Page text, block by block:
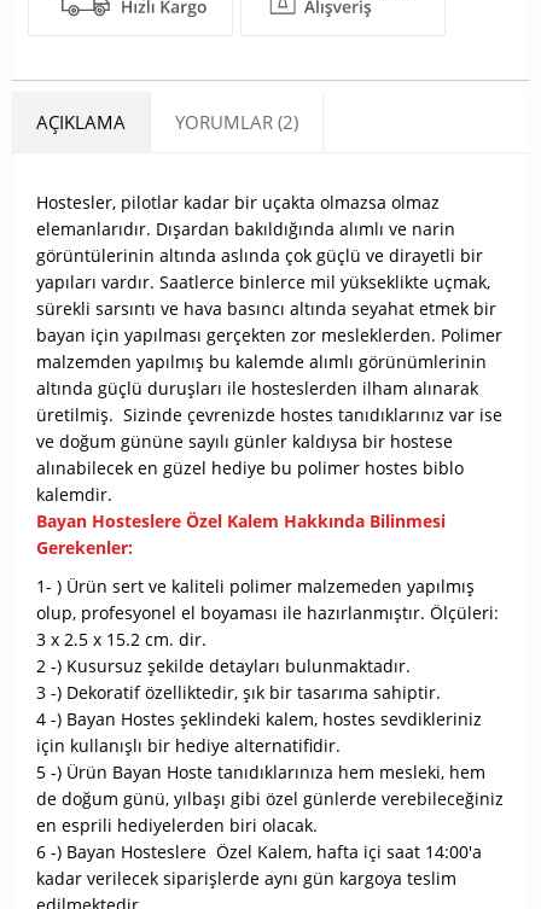
AÇIKLAMA YORUMLAR (2)
Hostesler, pilotlar kadar bir uçakta olmazsa olmaz
elemanlarıdır. Dışardan bakıldığında alımlı ve narin
görüntülerinin altında aslında çok güçlü ve dirayetli bir
yapıları vardır. Saatlerce binlerce mil yükseklikte uçmak,
sürekli sarsıntı ve hava basıncı altında seyahat etmek bir
bayan için yapılması gerçekten zor mesleklerden. Polimer
malzemden yapılmış bu kalemde alımlı görünümlerinin
altında güçlü duruşları ile hosteslerden ilham alınarak
üretilmiş. Sizinde çevrenizde hostes tanıdıklarınız var ise
ve doğum gününe sayılı günler kaldıysa bir hostese
alınabilecek en güzel hediye bu polimer hostes biblo
kalemdir.
Bayan Hosteslere Özel Kalem Hakkında Bilinmesi
Gerekenler:
1- ) Ürün sert ve kaliteli polimer malzemeden yapılmış
olup, profesyonel el boyaması ile hazırlanmıştır. Ölçüleri:
3 x 2.5 x 15.2 cm. dir.
2 -) Kusursuz şekilde detayları bulunmaktadır.
3 -) Dekoratif özelliktedir, şık bir tasarıma sahiptir.
4 -) Bayan Hostes şeklindeki kalem, hostes sevdikleriniz
için kullanışlı bir hediye alternatifidir.
5 -) Ürün Bayan Hoste tanıdıklarınıza hem mesleki, hem
de doğum günü, yılbaşı gibi özel günlerde verebileceğiniz
en esprili hediyelerden biri olacak.
6 -) Bayan Hosteslere Özel Kalem, hafta içi saat 14:00'a
kadar verilecek siparişlerde aynı gün kargoya teslim